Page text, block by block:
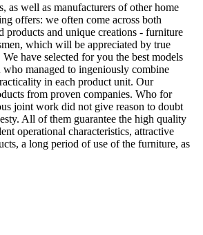
as well as manufacturers of other home
offers: we often come across both
products and unique creations - furniture
which will be appreciated by true
have selected for you the best models
managed to ingeniously combine
in each product unit. Our
from proven companies. Who for
joint work did not give reason to doubt
All of them guarantee the high quality
operational characteristics, attractive
a long period of use of the furniture, as